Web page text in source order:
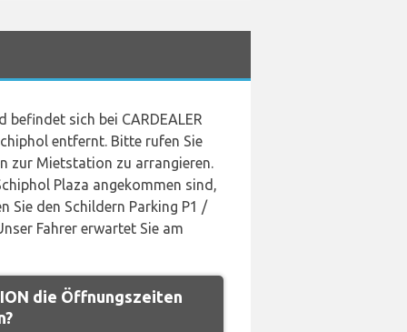
sich bei CARDEALER
entfernt. Bitte rufen Sie
zur Mietstation zu arrangieren.
Plaza angekommen sind,
Sie den Schildern Parking P1 /
Fahrer erwartet Sie am
die Öffnungszeiten